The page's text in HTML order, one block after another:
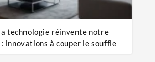
technologie réinvente notre
innovations à couper le souffle